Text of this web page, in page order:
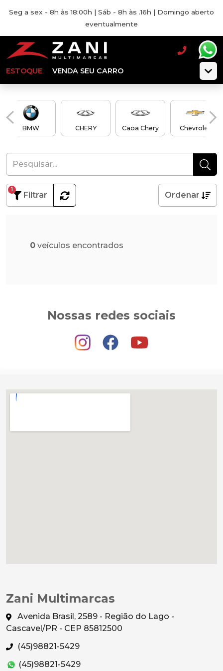
Seg a sex - 8h às 18:00h | Sáb - 8h às .16h | Domingo aberto
eventualmente
ESTOQUE VENDA SEU CARRO
BMW CHERY Caoa Chery Chevrolet
Filtrar
1
Ordenar
0 veículos encontrados
Nossas redes sociais
Zani Multimarcas
Avenida Brasil, 2589 - Região do Lago -
Cascavel/PR - CEP 85812500
(45)98821-5429
(45)98821-5429